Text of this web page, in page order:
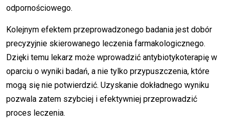
odpornościowego.
Kolejnym efektem przeprowadzonego badania jest dobór
precyzyjnie skierowanego leczenia farmakologicznego.
Dzięki temu lekarz może wprowadzić antybiotykoterapię w
oparciu o wyniki badań, a nie tylko przypuszczenia, które
mogą się nie potwierdzić. Uzyskanie dokładnego wyniku
pozwala zatem szybciej i efektywniej przeprowadzić
proces leczenia.